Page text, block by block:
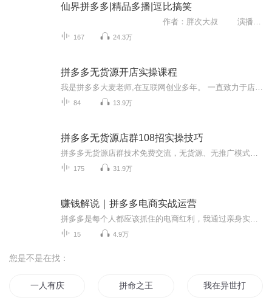
仙界拼多多|精品多播|逗比搞笑
167 24.3万
拼多多无货源开店实操课程
84 13.9万
拼多多无货源店群108招实操技巧
175 31.9万
赚钱解说｜拼多多电商实战运营
15 4.9万
您是不是在找：
一人有庆 拼命之王 我在异世打拼